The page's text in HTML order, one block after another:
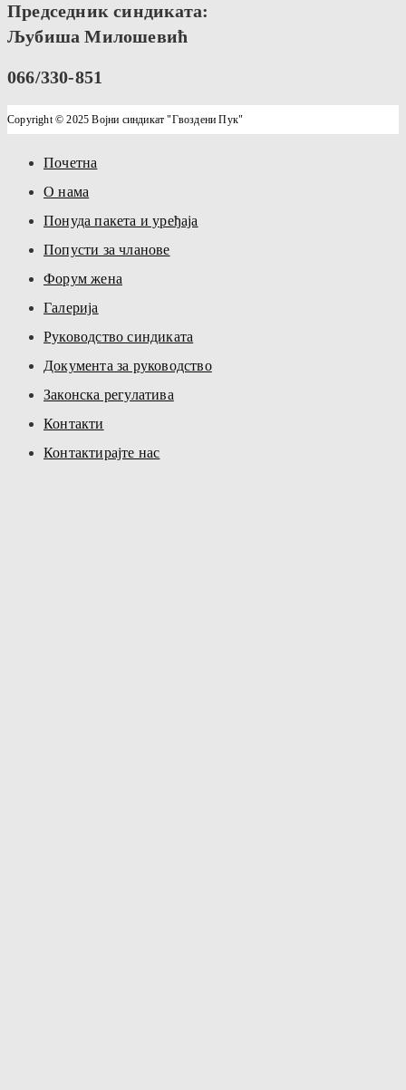
Председник синдиката:
Љубиша Милошевић
066/330-851
Copyright © 2025 Војни синдикат "Гвоздени Пук"
Почетна
О нама
Понуда пакета и уређаја
Попусти за чланове
Форум жена
Галерија
Руководство синдиката
Документа за руководство
Законска регулатива
Контакти
Контактирајте нас